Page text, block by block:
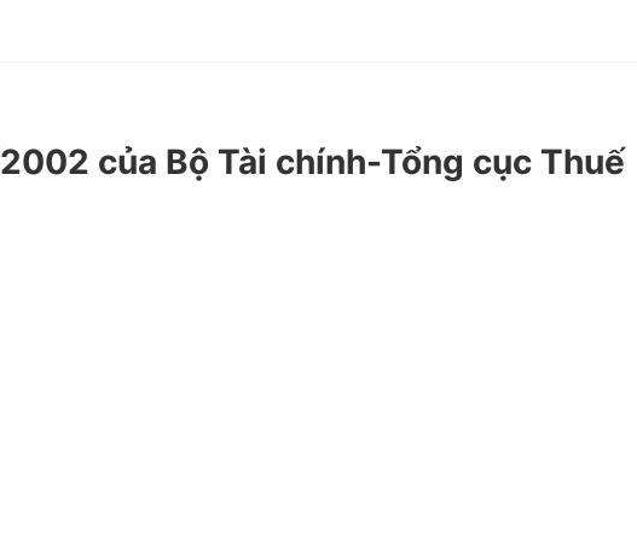
của Bộ Tài chính-Tổng cục Thuế